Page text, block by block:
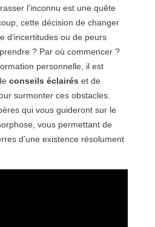
l’inconnu est une quête
cette décision de changer
d’incertitudes ou de peurs
? Par où commencer ?
personnelle, il est
conseils éclairés et de
surmonter ces obstacles.
qui vous guideront sur le
vous permettant de
d’une existence résolument